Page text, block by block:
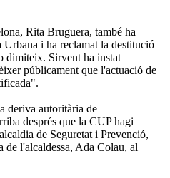
Rita Bruguera, també ha
i ha reclamat la destitució
dimiteix. Sirvent ha instat
públicament que l'actuació de
deriva autoritària de
després que la CUP hagi
de Seguretat i Prevenció,
l'alcaldessa, Ada Colau, al